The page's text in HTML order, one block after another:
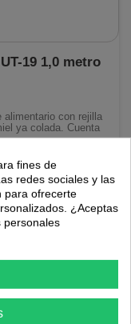
19 1,0 metro
alimentario con rejilla
ya colada. Cuenta
¡Envio 24H!
fines de
redes sociales y las
para ofrecerte
¿Aceptas
personales